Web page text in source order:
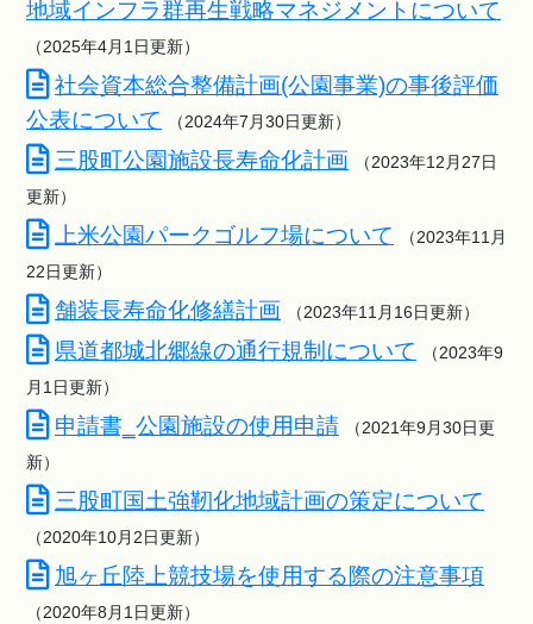
地域インフラ群再生戦略マネジメントについて
（2025年4月1日更新）
社会資本総合整備計画(公園事業)の事後評価
公表について
（2024年7月30日更新）
三股町公園施設長寿命化計画
（2023年12月27日
更新）
上米公園パークゴルフ場について
（2023年11月
22日更新）
舗装長寿命化修繕計画 （2023年11月16日更新）
県道都城北郷線の通行規制について
（2023年9
月1日更新）
申請書‗公園施設の使用申請
（2021年9月30日更
新）
三股町国土強靭化地域計画の策定について
（2020年10月2日更新）
旭ヶ丘陸上競技場を使用する際の注意事項
（2020年8月1日更新）